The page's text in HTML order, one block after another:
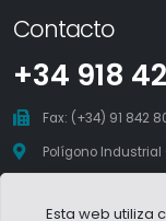
Contacto
+34 918
Fax: (+34) 91 842
Polígono
Esta web utiliza